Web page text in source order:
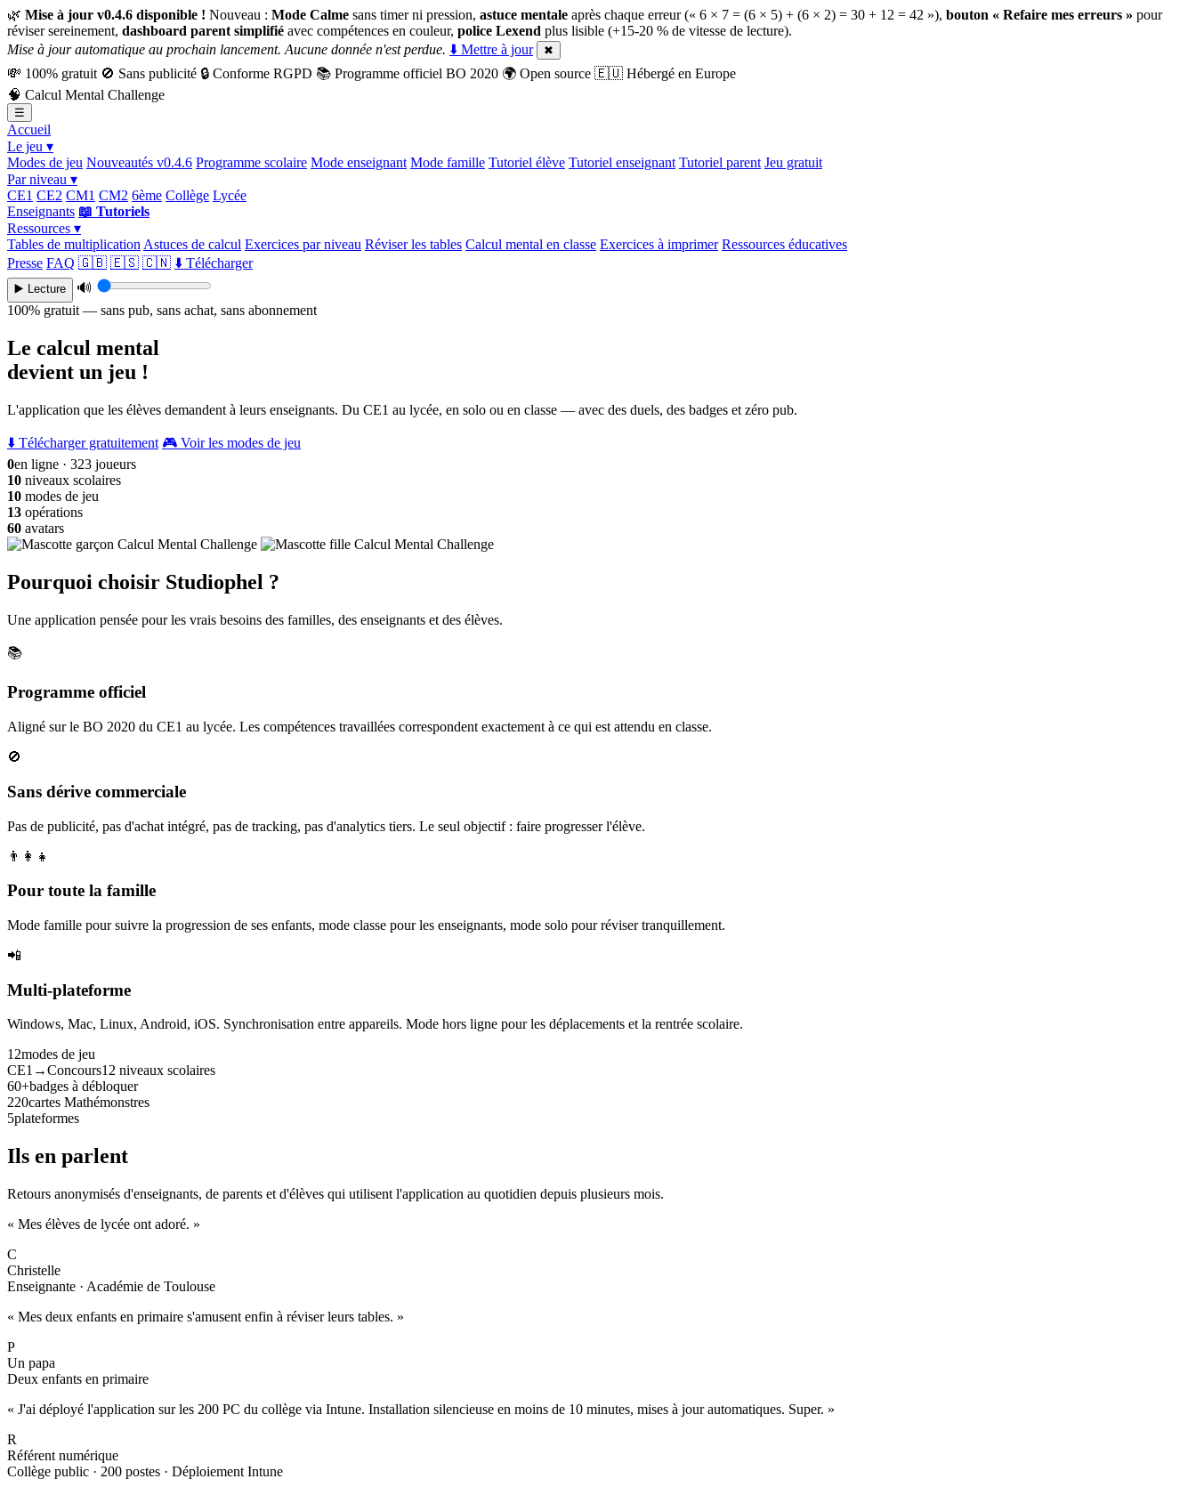
🌿 Mise à jour v0.4.6 disponible ! Nouveau : Mode Calme sans timer ni pression, astuce mentale après chaque erreur (« 6 × 7 = (6 × 5) + (6 × 2) = 30 + 12 = 42 »), bouton « Refaire mes erreurs » pour
réviser sereinement, dashboard parent simplifié avec compétences en couleur, police Lexend plus lisible (+15-20 % de vitesse de lecture).
Mise à jour automatique au prochain lancement. Aucune donnée n'est perdue. ⬇️ Mettre à jour ✖
💸 100% gratuit 🚫 Sans publicité 🔒 Conforme RGPD 📚 Programme officiel BO 2020 🌍 Open source 🇪🇺 Hébergé en Europe
🧠 Calcul Mental Challenge
☰
Accueil
Le jeu ▾
Modes de jeu Nouveautés v0.4.6 Programme scolaire Mode enseignant Mode famille Tutoriel élève Tutoriel enseignant Tutoriel parent Jeu gratuit
Par niveau ▾
CE1 CE2 CM1 CM2 6ème Collège Lycée
Enseignants 📖 Tutoriels
Ressources ▾
Tables de multiplication Astuces de calcul Exercices par niveau Réviser les tables Calcul mental en classe Exercices à imprimer Ressources éducatives
Presse FAQ 🇬🇧 🇪🇸 🇨🇳 ⬇️ Télécharger
▶️ Lecture
🔊
100% gratuit — sans pub, sans achat, sans abonnement
Le calcul mental
devient un jeu !
L'application que les élèves demandent à leurs enseignants. Du CE1 au lycée, en solo ou en classe — avec des duels, des badges et zéro pub.
⬇️ Télécharger gratuitement 🎮 Voir les modes de jeu
0en ligne · 323 joueurs
10 niveaux scolaires
10 modes de jeu
13 opérations
60 avatars
Pourquoi choisir Studiophel ?
Une application pensée pour les vrais besoins des familles, des enseignants et des élèves.
📚
Programme officiel
Aligné sur le BO 2020 du CE1 au lycée. Les compétences travaillées correspondent exactement à ce qui est attendu en classe.
🚫
Sans dérive commerciale
Pas de publicité, pas d'achat intégré, pas de tracking, pas d'analytics tiers. Le seul objectif : faire progresser l'élève.
👨‍👩‍👧
Pour toute la famille
Mode famille pour suivre la progression de ses enfants, mode classe pour les enseignants, mode solo pour réviser tranquillement.
📲
Multi-plateforme
Windows, Mac, Linux, Android, iOS. Synchronisation entre appareils. Mode hors ligne pour les déplacements et la rentrée scolaire.
12modes de jeu
CE1→Concours12 niveaux scolaires
60+badges à débloquer
220cartes Mathémonstres
5plateformes
Ils en parlent
Retours anonymisés d'enseignants, de parents et d'élèves qui utilisent l'application au quotidien depuis plusieurs mois.
« Mes élèves de lycée ont adoré. »
C
Christelle
Enseignante · Académie de Toulouse
« Mes deux enfants en primaire s'amusent enfin à réviser leurs tables. »
P
Un papa
Deux enfants en primaire
« J'ai déployé l'application sur les 200 PC du collège via Intune. Installation silencieuse en moins de 10 minutes, mises à jour automatiques. Super. »
R
Référent numérique
Collège public · 200 postes · Déploiement Intune